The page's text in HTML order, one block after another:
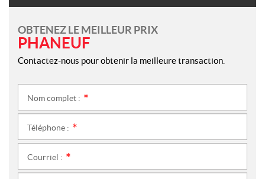
OBTENEZ LE MEILLEUR PRIX
PHANEUF
Contactez-nous pour obtenir la meilleure transaction.
Nom complet :
Téléphone :
Courriel :